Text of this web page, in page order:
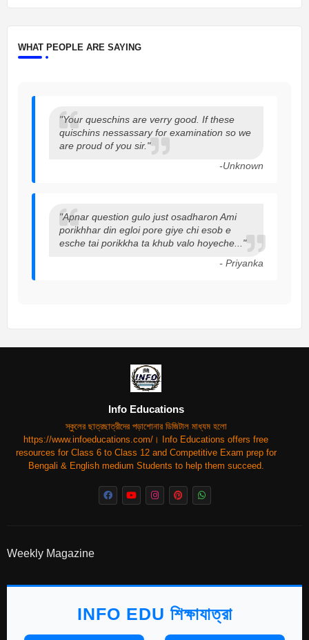
WHAT PEOPLE ARE SAYING
"Your queschins are verry good. If these
quischins nessassary for examination so we
are proud of you sir."
-Unknown
"Apnar question gulo just osadharon Ami
porikhhar din egloi pore giye chi esob e
esche tai porikkha ta khub valo hoyeche..."
- Priyanka
Info Educations
স্কুলের ছাত্রছাত্রীদের পড়াশোনার ডিজিটাল মাধ্যম হলো
https://www.infoeducations.com/। Info Educations offers free
resources for Class 6 to Class 12 and Competitive Exam prep for
Bengali & English medium Students to help them succeed.
Weekly Magazine
INFO EDU শিক্ষাযাত্রা